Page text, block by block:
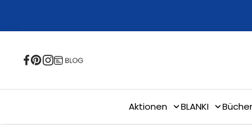
content
Aktionen BLANKI